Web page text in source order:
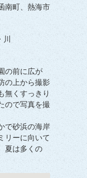
南町、熱海市
の前に広が
の上から撮影
無くすっきり
ので写真を撮
で砂浜の海岸
リーに向いて
夏は多くの